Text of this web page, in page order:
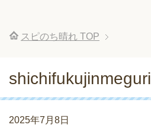
スピのち晴れ TOP
shichifukujinmeguri
2025年7月8日